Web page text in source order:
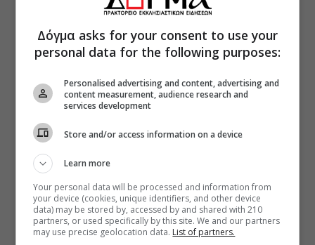
Δόγμα asks for your consent to use your
personal data for the following purposes:
Personalised advertising and content, advertising and
content measurement, audience research and
services development
Store and/or access information on a device
Learn more
Your personal data will be processed and information from
your device (cookies, unique identifiers, and other device
data) may be stored by, accessed by and shared with 210
partners, or used specifically by this site. We and our partners
may use precise geolocation data. List of partners.